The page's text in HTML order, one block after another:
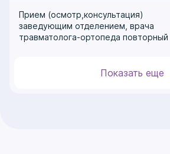
Прием (осмотр,консультация)
заведующим отделением, врача
травматолога-ортопеда повторный
Показать еще